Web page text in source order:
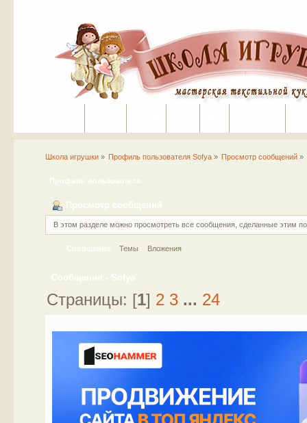
Школа игрушки» Профиль пользователя Sofya » Просмотр сообщений »
Профиль пользователя
Просмотр сообщений
В этом разделе можно просмотреть все сообщения, сделанные этим
Сообщения Темы Вложения
Сообщения - Sofya
Страницы: [1] 2 3 ... 24